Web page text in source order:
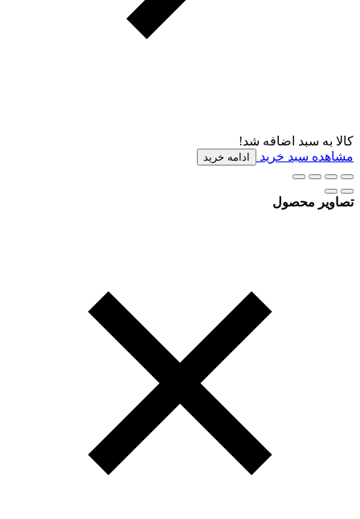
کالا به سبد اضافه شد!
مشاهده سبد خرید
ادامه خرید
تصاویر محصول